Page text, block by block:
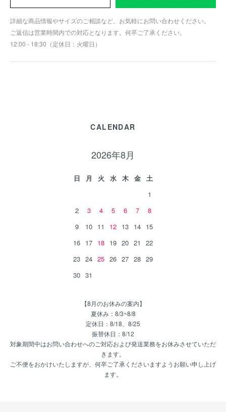
詳細な商品情報やサイズのご相談など、お気軽にお問い合わせください。
ご返信は営業時間内での対応となります。何卒ご了承ください。
12:00 - 18:30（定休日：火曜日）
CALENDAR
2026年8月
日 月 火 水 木 金
土
1
2
3 4 5 6 7
8
9
10 11 12 13 14 15
16 17 18 19 20 21
22
23 24 25 26 27 28 29
30 31
【8月のお休みの案内】
夏休み：8/3~8/8
定休日：8/18、8/25
振替休日：8/12
対象期間中はお問い合わせへのご対応および発送業務をお休みさせていただ
きます。
ご不便をおかけいたしますが、何卒ご了承くださいますようお願い申し上げ
ます。